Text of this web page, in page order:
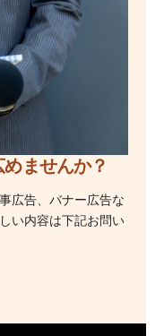
ませんか？
広告、バナー広告な
い内容は下記お問い